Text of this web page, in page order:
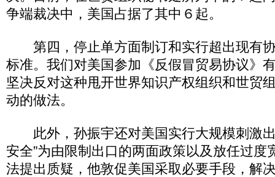
争端裁决中，美国占据了其中６起。
第四，停止单方面制订和实行超出现有
标准。我们对美国参加《反假冒贸易协议》
坚决反对这种甩开世界知识产权组织和世贸
动的做法。
此外，孙振宇还对美国实行大规模刺激出
安全”为由限制出口的两面政策以及放任过度
法提出质疑，他敦促美国采取必要手段，解